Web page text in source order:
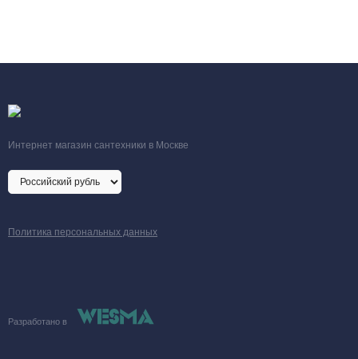
Вес
Интернет магазин сантехники в Москве
Политика персональных данных
Разработано в